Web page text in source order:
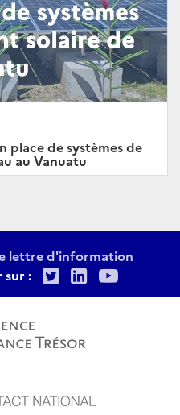
place de systèmes de
au Vanuatu
lettre d'information
sur :
TwitterLinkedIn